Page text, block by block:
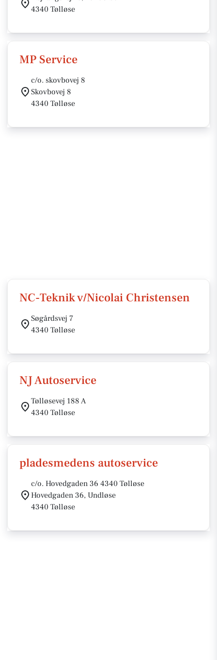
4340 Tølløse
MP Service
c/o. skovbovej 8
Skovbovej 8
4340 Tølløse
NC-Teknik v/Nicolai Christensen
Søgårdsvej 7
4340 Tølløse
NJ Autoservice
Tølløsevej 188 A
4340 Tølløse
pladesmedens autoservice
c/o. Hovedgaden 36 4340 Tølløse
Hovedgaden 36, Undløse
4340 Tølløse